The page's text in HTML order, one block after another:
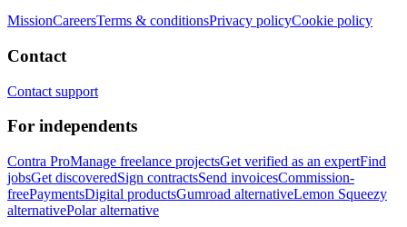
MissionCareersTerms & conditionsPrivacy policyCookie policy
Contact
Contact support
For independents
Contra ProManage freelance projectsGet verified as an expertFind
jobsGet discoveredSign contractsSend invoicesCommission-
freePaymentsDigital productsGumroad alternativeLemon Squeezy
alternativePolar alternative